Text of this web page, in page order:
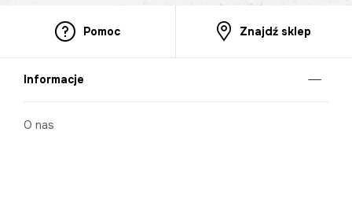
Pomoc Znajdź sklep
Informacje
O nas